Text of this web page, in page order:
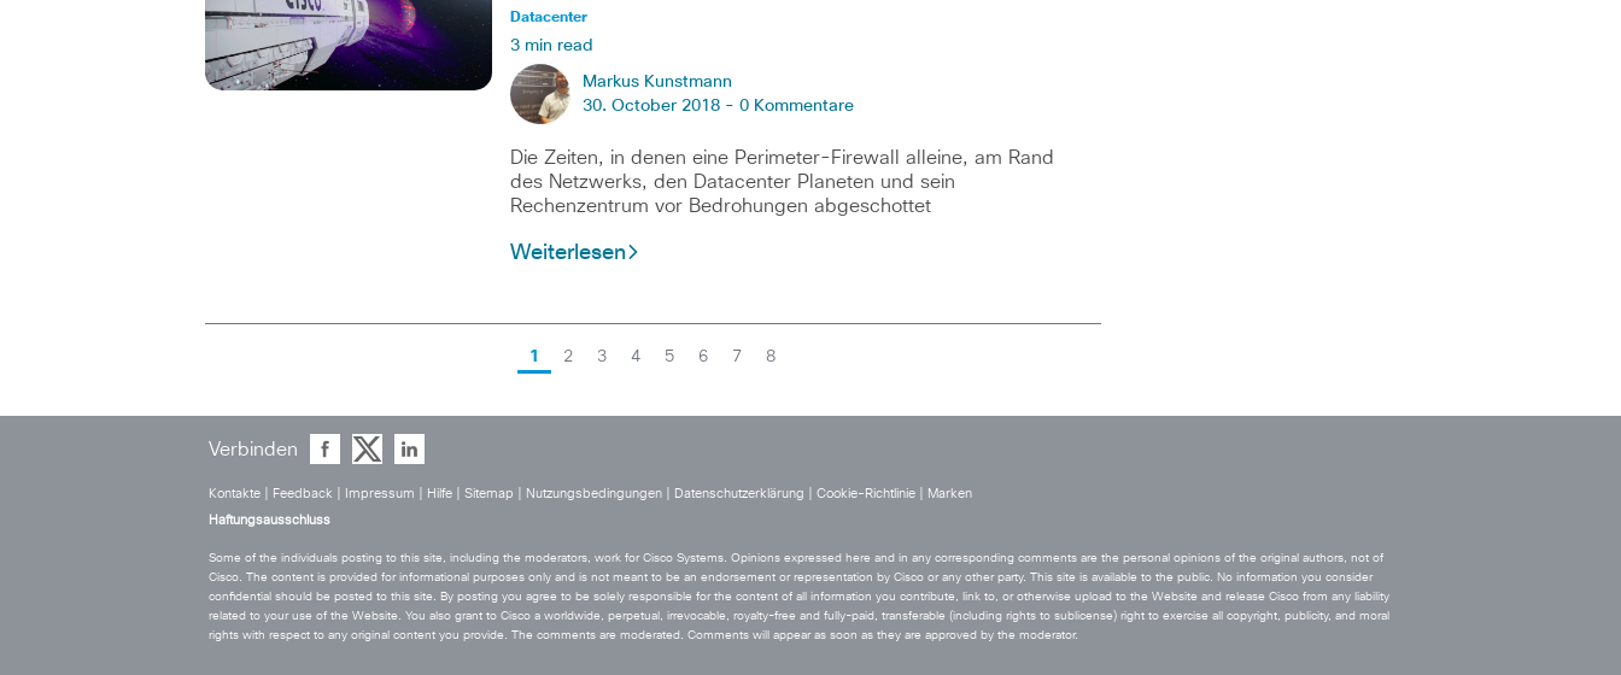
Datacenter
3 min read
Markus Kunstmann
30. October 2018 - 0 Kommentare
Die Zeiten, in denen eine Perimeter-Firewall alleine, am Rand
des Netzwerks, den Datacenter Planeten und sein
Rechenzentrum vor Bedrohungen abgeschottet
Weiterlesen
1 2 3 4 5 6 7 8
Verbinden
Kontakte| Feedback Impressum Hilfe| Sitemap Nutzungsbedingungen| Datenschutzerklärung Cookie-Richtlinie|
Marken
Haftungsausschluss
Some of the individuals posting to this site, including the moderators, work for Cisco Systems. Opinions expressed here and in any corresponding comments are the personal opinions of the original authors, not of
Cisco. The content is provided for informational purposes only and is not meant to be an endorsement or representation by Cisco or any other party. This site is available to the public. No information you consider
confidential should be posted to this site. By posting you agree to be solely responsible for the content of all information you contribute, link to, or otherwise upload to the Website and release Cisco from any liability
related to your use of the Website. You also grant to Cisco a worldwide, perpetual, irrevocable, royalty-free and fully-paid, transferable (including rights to sublicense) right to exercise all copyright, publicity, and moral
rights with respect to any original content you provide. The comments are moderated. Comments will appear as soon as they are approved by the moderator.